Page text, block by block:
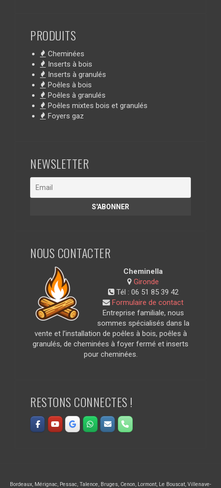
PRODUITS
Cheminées
Inserts à bois
Inserts à granulés
Poêles à bois
Poêles à granulés
Poêles mixtes bois et granulés
Foyers gaz
NEWSLETTER
NOUS CONTACTER
Cheminella
Gironde
Tél : 06 51 85 39 42
Formulaire de contact
Entreprise familiale, nous
sommes spécialisés dans la
vente et l’installation de poêles à bois, poêles à
granulés, de cheminées à foyer fermé et inserts
pour cheminées.
RESTONS CONNECTES !
Bordeaux, Mérignac, Pessac, Talence, Bruges, Cenon, Lormont, Le Bouscat, Villenave-